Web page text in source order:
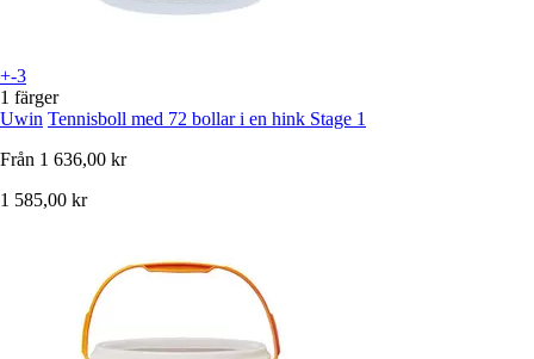
+-3
1 färger
Uwin Tennisboll med 72 bollar i en hink Stage 1
Från 1 636,00 kr
1 585,00 kr